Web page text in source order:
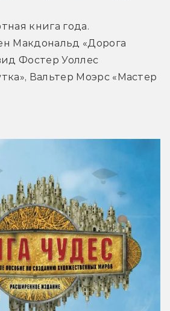
книга года.
Макдональд «Дорога
Фостер Уоллес
Вальтер Моэрс «Мастер